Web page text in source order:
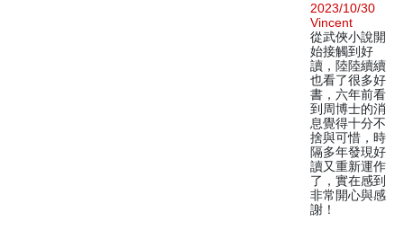
2023/10/30
Vincent
從武俠小說開
始接觸到好
讀，陸陸續續
也看了很多好
書，六年前看
到周博士的消
息覺得十分不
捨與可惜，時
隔多年發現好
讀又重新運作
了，實在感到
非常開心與感
謝！